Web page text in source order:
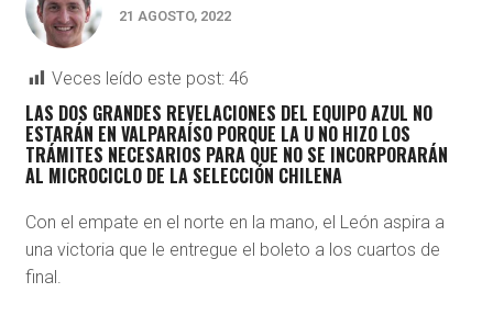
21 AGOSTO, 2022
Veces leído este post: 46
LAS DOS GRANDES REVELACIONES DEL EQUIPO AZUL NO
ESTARÁN EN VALPARAÍSO PORQUE LA U NO HIZO LOS
TRÁMITES NECESARIOS PARA QUE NO SE INCORPORARÁN
AL MICROCICLO DE LA SELECCIÓN CHILENA
Con el empate en el norte en la mano, el León aspira a
una victoria que le entregue el boleto a los cuartos de
final.